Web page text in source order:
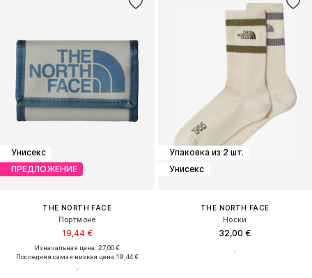
Унисекс
ПРЕДЛОЖЕНИЕ
THE NORTH FACE
Портмоне
19,44 €
Изначальная цена: 27,00 €
Последняя самая низкая цена:19,44 €
Упаковка из 2 шт.
Унисекс
THE NORTH FACE
Носки
32,00 €